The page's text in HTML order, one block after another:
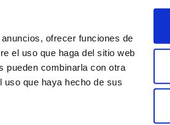
ofrecer funciones de
el uso que haga del sitio web
pueden combinarla con otra
uso que haya hecho de sus
Trabaja con nosotros